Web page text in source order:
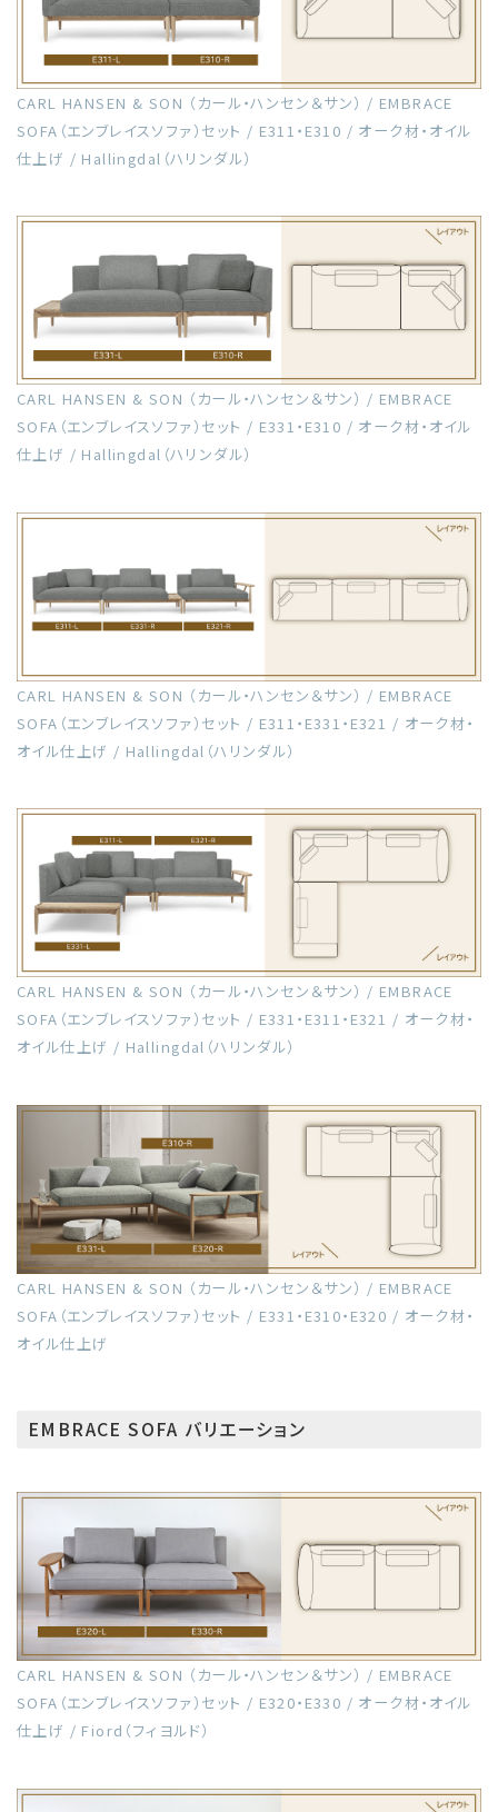
CARL HANSEN & SON （カール・ハンセン＆サン） / EMBRACE
SOFA（エンブレイスソファ）セット / E311・E310 / オーク材・オイル
仕上げ / Hallingdal（ハリンダル）
CARL HANSEN & SON （カール・ハンセン＆サン） / EMBRACE
SOFA（エンブレイスソファ）セット / E331・E310 / オーク材・オイル
仕上げ / Hallingdal（ハリンダル）
CARL HANSEN & SON （カール・ハンセン＆サン） / EMBRACE
SOFA（エンブレイスソファ）セット / E311・E331・E321 / オーク材・
オイル仕上げ / Hallingdal（ハリンダル）
CARL HANSEN & SON （カール・ハンセン＆サン） / EMBRACE
SOFA（エンブレイスソファ）セット / E331・E311・E321 / オーク材・
オイル仕上げ / Hallingdal（ハリンダル）
CARL HANSEN & SON （カール・ハンセン＆サン） / EMBRACE
SOFA（エンブレイスソファ）セット / E331・E310・E320 / オーク材・
オイル仕上げ
EMBRACE SOFA バリエーション
CARL HANSEN & SON （カール・ハンセン＆サン） / EMBRACE
SOFA（エンブレイスソファ）セット / E320・E330 / オーク材・オイル
仕上げ / Fiord（フィヨルド）